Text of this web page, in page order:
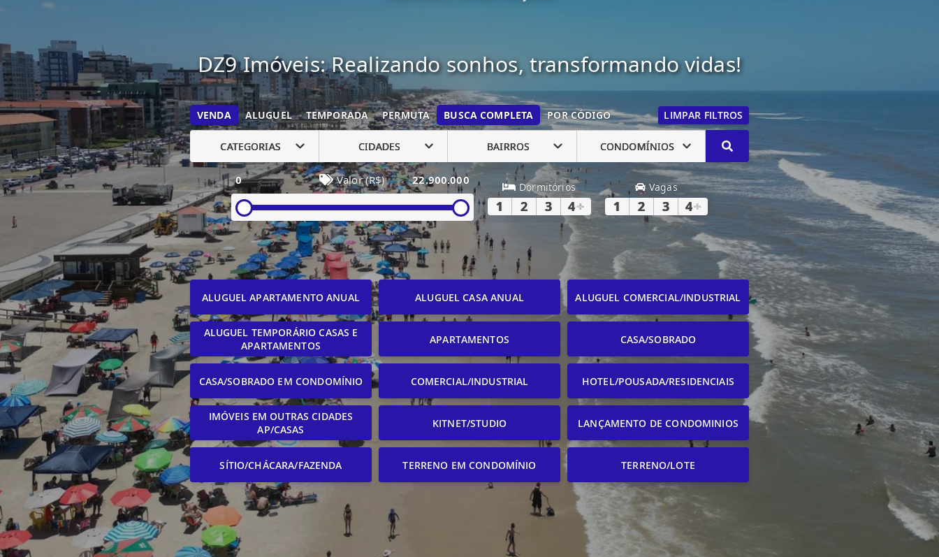
DZ9 Imóveis: Realizando sonhos, transformando vidas!
VENDA ALUGUEL TEMPORADA PERMUTA BUSCA COMPLETA POR CÓDIGO LIMPAR FILTROS
CATEGORIAS CIDADES BAIRROS CONDOMÍNIOS
0 Valor (R$) 22.900.000 Dormitórios
1 2 3 4+
Vagas
1 2 3 4+
ALUGUEL APARTAMENTO ANUAL ALUGUEL CASA ANUAL ALUGUEL COMERCIAL/INDUSTRIAL
ALUGUEL TEMPORÁRIO CASAS E
APARTAMENTOS
APARTAMENTOS CASA/SOBRADO
CASA/SOBRADO EM CONDOMÍNIO COMERCIAL/INDUSTRIAL HOTEL/POUSADA/RESIDENCIAIS
IMÓVEIS EM OUTRAS CIDADES
AP/CASAS
KITNET/STUDIO LANÇAMENTO DE CONDOMINIOS
SÍTIO/CHÁCARA/FAZENDA TERRENO EM CONDOMÍNIO TERRENO/LOTE